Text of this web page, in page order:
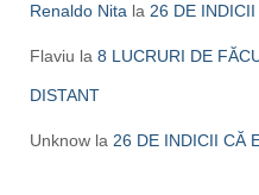
Renaldo Nita la 26 DE
Flaviu la 8 LUCRURI DE
DISTANT
Unknow la 26 DE INDICII CĂ